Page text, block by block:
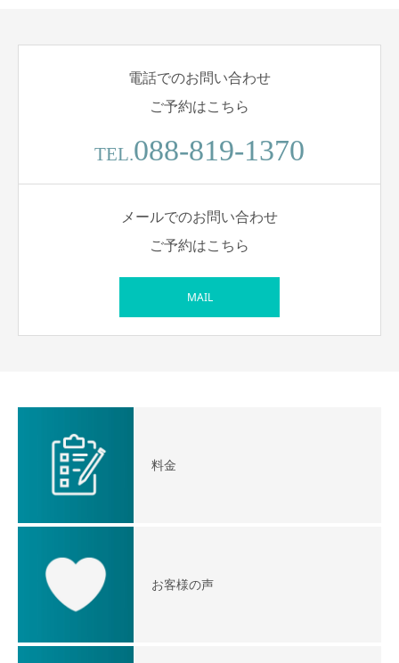
電話でのお問い合わせ
ご予約はこちら
TEL.088-819-1370
メールでのお問い合わせ
ご予約はこちら
MAIL
料金
お客様の声